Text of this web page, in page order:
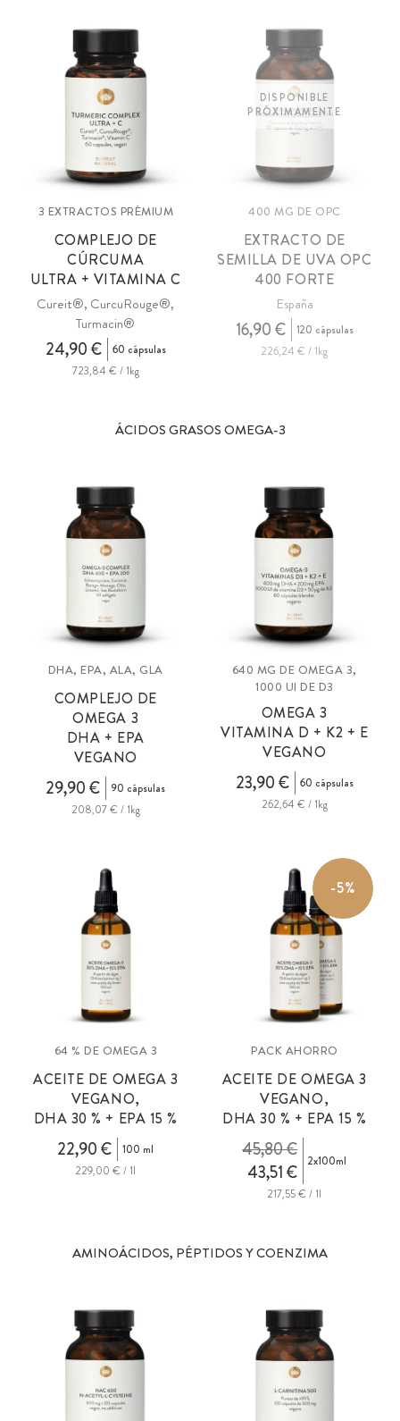
3 EXTRACTOS PRÉMIUM
COMPLEJO DE
CÚRCUMA
ULTRA + VITAMINA C
Cureit®, CurcuRouge®,
Turmacin®
24,90 €
60 cápsulas
723,84 € / 1kg
DISPONIBLE
PRÓXIMAMENTE
400 MG DE OPC
EXTRACTO DE
SEMILLA DE UVA OPC
400 FORTE
España
16,90 €
120 cápsulas
226,24 € / 1kg
ÁCIDOS GRASOS OMEGA-3
DHA, EPA, ALA, GLA
COMPLEJO DE
OMEGA 3
DHA + EPA
VEGANO
29,90 €
90 cápsulas
208,07 € / 1kg
640 MG DE OMEGA 3,
1000 UI DE D3
OMEGA 3
VITAMINA D + K2 + E
VEGANO
23,90 €
60 cápsulas
262,64 € / 1kg
64 % DE OMEGA 3
ACEITE DE OMEGA 3
VEGANO,
DHA 30 % + EPA 15 %
22,90 €
100 ml
229,00 € / 1l
-5%
PACK AHORRO
ACEITE DE OMEGA 3
VEGANO,
DHA 30 % + EPA 15 %
43,51 €
45,80 € 2x100ml
217,55 € / 1l
AMINOÁCIDOS, PÉPTIDOS Y COENZIMA